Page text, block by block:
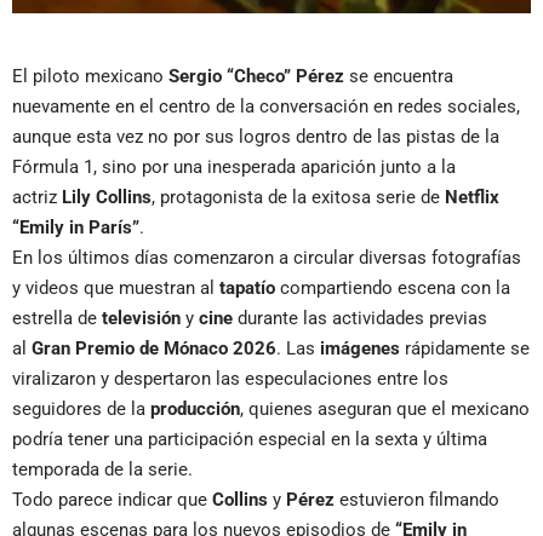
El piloto mexicano Sergio “Checo” Pérez se encuentra
nuevamente en el centro de la conversación en redes sociales,
aunque esta vez no por sus logros dentro de las pistas de la
Fórmula 1, sino por una inesperada aparición junto a la
actriz Lily Collins, protagonista de la exitosa serie de Netflix
“Emily in París”.
En los últimos días comenzaron a circular diversas fotografías
y videos que muestran al tapatío compartiendo escena con la
estrella de televisión y cine durante las actividades previas
al Gran Premio de Mónaco 2026. Las imágenes rápidamente se
viralizaron y despertaron las especulaciones entre los
seguidores de la producción, quienes aseguran que el mexicano
podría tener una participación especial en la sexta y última
temporada de la serie.
Todo parece indicar que Collins y Pérez estuvieron filmando
algunas escenas para los nuevos episodios de “Emily in